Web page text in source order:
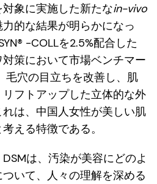
象に実施した新たなin-vivo
的な結果が明らかになっ
-COLLを2.5%配合した
策において市場ベンチマー
毛穴の目立ちを改善し、肌
フトアップした立体的な外
は、中国人女性が美しい肌
える特徴である。
は、汚染が美容にどのよ
いて、人々の理解を深める